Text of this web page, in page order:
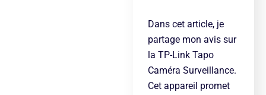
Dans cet article, je
partage mon avis sur
la TP-Link Tapo
Caméra Surveillance.
Cet appareil promet